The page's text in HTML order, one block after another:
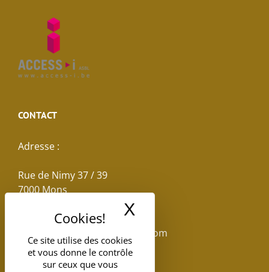
Ce site utilise des cookies
et vous donne le contrôle
sur ceux que vous
X
CONTACT
Adresse :
Rue de Nimy 37 / 39
7000 Mons
reservations.losseau@gmail.com
Tel: +32(0)65.398.880